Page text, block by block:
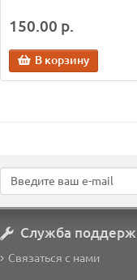
150.00 р.
В корзину
Служба
Связаться с нами